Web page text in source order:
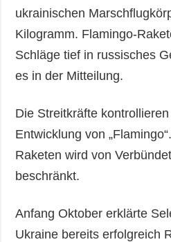
ukrainischen
Kilogramm. Flamingo-
Schläge tief in russisches
es in der Mitteilung.
Die Streitkräfte
Entwicklung von
Raketen wird von
beschränkt.
Anfang Oktober erklärte
Ukraine bereits erfolgreich